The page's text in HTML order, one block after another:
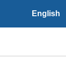
English